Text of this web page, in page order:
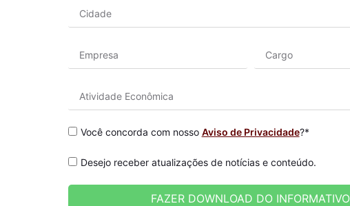
Você concorda com nosso Aviso de Privacidade?*
Desejo receber atualizações de notícias e conteúdo.
FAZER DOWNLOAD DO INFORMATIVO